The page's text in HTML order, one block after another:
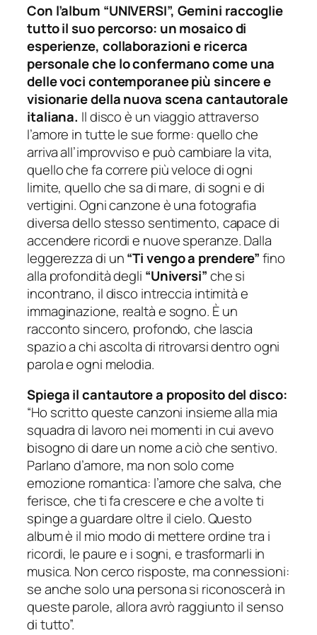
Con l’album “UNIVERSI”, Gemini raccoglie
tutto il suo percorso: un mosaico di
esperienze, collaborazioni e ricerca
personale che lo confermano come una
delle voci contemporanee più sincere e
visionarie della nuova scena cantautorale
italiana. Il disco è un viaggio attraverso
l’amore in tutte le sue forme: quello che
arriva all’improvviso e può cambiare la vita,
quello che fa correre più veloce di ogni
limite, quello che sa di mare, di sogni e di
vertigini. Ogni canzone è una fotografia
diversa dello stesso sentimento, capace di
accendere ricordi e nuove speranze. Dalla
leggerezza di un“Ti vengo a prendere”fino
alla profondità degli “Universi”che si
incontrano, il disco intreccia intimità e
immaginazione, realtà e sogno. È un
racconto sincero, profondo, che lascia
spazio a chi ascolta di ritrovarsi dentro ogni
parola e ogni melodia.
Spiega il cantautore a proposito del disco:
“Ho scritto queste canzoni insieme alla mia
squadra di lavoro nei momenti in cui avevo
bisogno di dare un nome a ciò che sentivo.
Parlano d’amore, ma non solo come
emozione romantica: l’amore che salva, che
ferisce, che ti fa crescere e che a volte ti
spinge a guardare oltre il cielo. Questo
album è il mio modo di mettere ordine tra i
ricordi, le paure e i sogni, e trasformarli in
musica. Non cerco risposte, ma connessioni:
se anche solo una persona si riconoscerà in
queste parole, allora avrò raggiunto il senso
di tutto”.